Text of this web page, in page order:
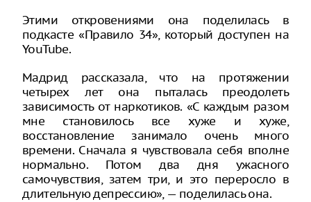
Этими откровениями она поделилась в
подкасте «Правило 34», который доступен на
YouTube.
Мадрид рассказала, что на протяжении
четырех лет она пыталась преодолеть
зависимость от наркотиков. «С каждым разом
мне становилось все хуже и хуже,
восстановление занимало очень много
времени. Сначала я чувствовала себя вполне
нормально. Потом два дня ужасного
самочувствия, затем три, и это переросло в
длительную депрессию», — поделилась она.